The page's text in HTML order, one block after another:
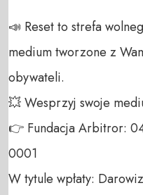
📣 Reset to strefa
medium tworzone z
obywateli.
💥 Wesprzyj swoje
👉 Fundacja Arbitror:
0001
W tytule wpłaty: